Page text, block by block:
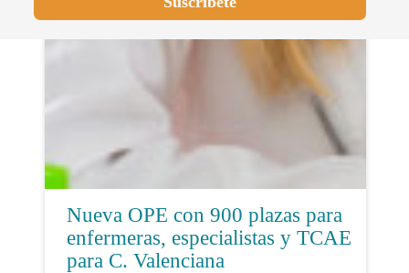
Nueva OPE con 900 plazas para
enfermeras, especialistas y TCAE
para C. Valenciana